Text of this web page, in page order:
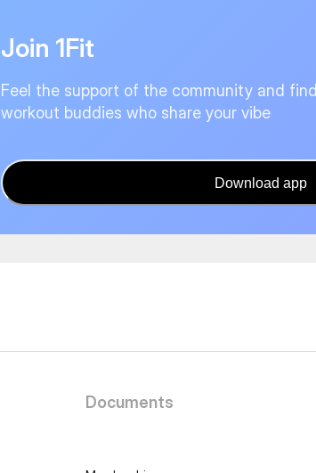
Join 1Fit
Feel the support of the community and find
workout buddies who share your vibe
Download app
Documents